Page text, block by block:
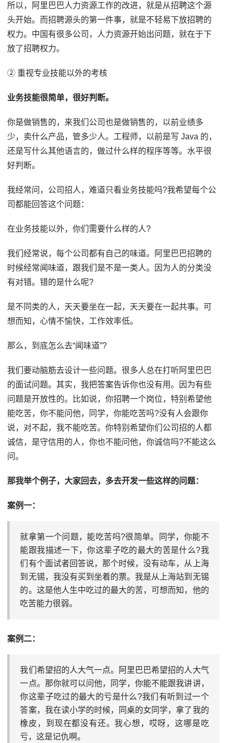
所以，阿里巴巴人力资源工作的改进，就是从招聘这个源
头开始。而招聘源头的第一件事，就是不轻易下放招聘的
权力。中国有很多公司，人力资源开始出问题，就在于下
放了招聘权力。
② 重视专业技能以外的考核
业务技能很简单，很好判断。
你是做销售的，来我们公司也是做销售的，以前业绩多
少，卖什么产品，管多少人。工程师，以前是写 Java 的，
还是写什么其他语言的，做过什么样的程序等等。水平很
好判断。
我经常问，公司招人，难道只看业务技能吗?我希望每个公
司都能回答这个问题：
在业务技能以外，你们需要什么样的人?
我们经常说，每个公司都有自己的味道。阿里巴巴招聘的
时候经常闻味道，跟我们是不是一类人。因为人的分类没
有对错。错的是什么呢?
是不同类的人，天天要坐在一起，天天要在一起共事。可
想而知，心情不愉快，工作效率低。
那么，到底怎么去“闻味道”?
我们要动脑筋去设计一些问题。很多人总在打听阿里巴巴
的面试问题。其实，我把答案告诉你也没有用。因为有些
问题是开放性的。比如说，你招聘一个岗位，特别希望他
能吃苦，你不能问他，同学，你能吃苦吗?没有人会跟你
说，对不起，我不能吃苦。你特别希望你们公司招的人都
诚信，是守信用的人，你也不能问他，你诚信吗?不能这么
问。
那我举个例子，大家回去，多去开发一些这样的问题：
案例一：
就拿第一个问题，能吃苦吗?很简单。同学，你能不
能跟我描述一下，你这辈子吃的最大的苦是什么?我
们有个面试者回答说，那个时候，没有动车，从上海
到无锡，我没有买到坐着的票。我是从上海站到无锡
的。这是他人生中吃过的最大的苦，可想而知，他的
吃苦能力很弱。
案例二：
我们希望招的人大气一点。阿里巴巴希望招的人大气
一点。那你就可以问他，同学，你能不能跟我讲讲，
你这辈子吃过的最大的亏是什么?我们有听到过一个
答案，我在读小学的时候，同桌的女同学，拿了我的
橡皮，到现在都没有还。我心想，哎呀，这哪是吃
亏，这是记仇啊。